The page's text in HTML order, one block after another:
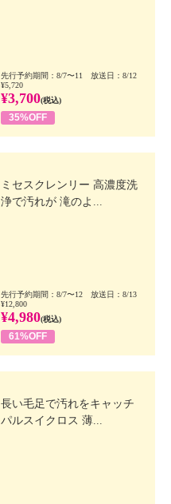
先行予約期間：8/7〜11 放送日：8/12
¥5,720
¥3,700(税込)
35%OFF
ミセスクレンリー 高濃度洗
浄で汚れが 滝のよ...
先行予約期間：8/7〜12 放送日：8/13
¥12,800
¥4,980(税込)
61%OFF
長い毛足で汚れをキャッチ
パルスイクロス 薄...